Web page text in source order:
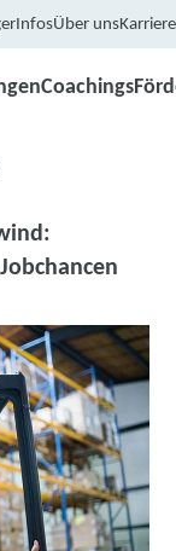
InfosÜber unsKarriere
Coachings